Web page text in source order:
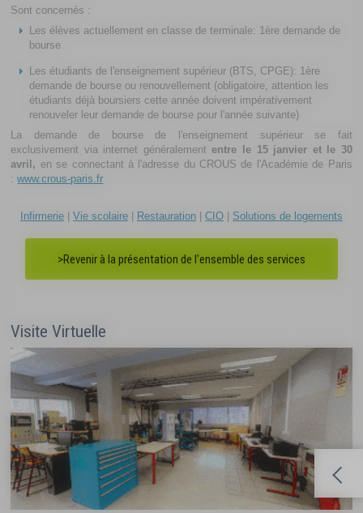
Sont concernés :
Les élèves actuellement en classe de terminale: 1ère demande de
bourse
Les étudiants de l'enseignement supérieur (BTS, CPGE): 1ère
demande de bourse ou renouvellement (obligatoire, attention les
étudiants déjà boursiers cette année doivent impérativement
renouveler leur demande de bourse pour l'année suivante)
La demande de bourse de l'enseignement supérieur se fait
exclusivement via internet généralemententre le 15 janvier et le 30
avril, en se connectant à l'adresse du CROUS de l'Académie de Paris
:www.crous-paris.fr
Infirmerie| Vie scolaire Restauration CIO Solutions de logements
>Revenir à la présentation de l'ensemble des services
Visite Virtuelle